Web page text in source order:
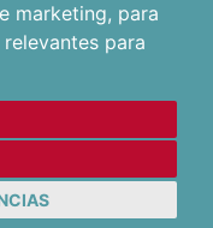
marketing, para
para